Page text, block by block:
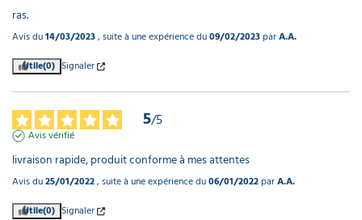
ras.
Avis du14/03/2023, suite à une expérience du09/02/2023parA.A.
Utile(0) Signaler
5/5
Avis vérifié
livraison rapide, produit conforme à mes attentes
Avis du25/01/2022, suite à une expérience du06/01/2022parA.A.
Utile(0) Signaler